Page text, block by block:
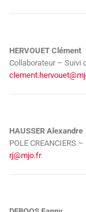
HERVOUET Clément
Collaborateur – Suivi
HAUSSER Alexandre
POLE CREANCIERS
rj@mjo.fr